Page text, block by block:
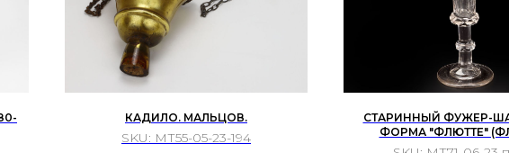
КАДИЛО. МАЛЬЦОВ.
SKU: МТ55-05-23-194
СТАРИННЫЙ ФУЖЕР-
ФОРМА "ФЛЮТТЕ"